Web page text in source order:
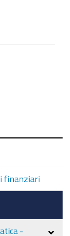
finanziari
-